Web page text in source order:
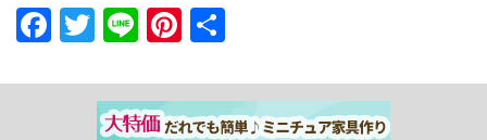
Facebook
Twitter
LinePinterest